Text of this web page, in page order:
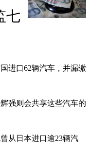
七
进口62辆汽车，并漏缴
强则会共享这些汽车的
从日本进口逾23辆汽